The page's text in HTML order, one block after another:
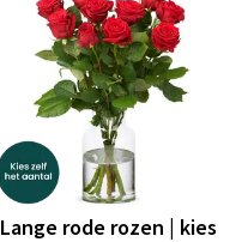
Lange rode rozen | kies